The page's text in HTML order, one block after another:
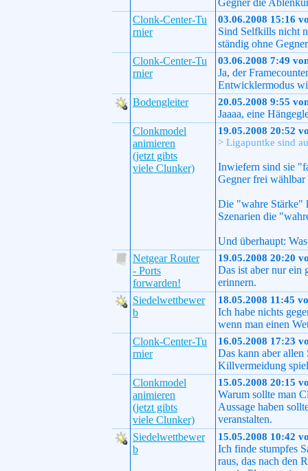
Gegner die
Clonk-Center-Tu
rnier
03.06.2008 15:16
Sind Selfkills nicht
ständig ohne
Clonk-Center-Tu
rnier
03.06.2008 7:49
Ja, der
Entwicklermodus
Bodengleiter
20.05.2008 9:55
Jaaaa, eine
Clonkmodel
animieren
(jetzt gibts
viele Clunker)
19.05.2008 20:52
> Ligapuntke sind
Inwiefern sind sie
Gegner frei wählbar
Die "wahre Stärke"
Szenarien die
Und überhaupt:
Netgear Router
- Ports
forwarden!
19.05.2008 20:20
Das ist aber nur ein
erinnern.
Siedelwettbewer
b
18.05.2008 11:45
Ich habe nichts
wenn man einen
Clonk-Center-Tu
rnier
16.05.2008 17:23
Das kann aber
Killvermeidung
Clonkmodel
animieren
(jetzt gibts
viele Clunker)
15.05.2008 20:15
Warum sollte man
Aussage haben
veranstalten.
Siedelwettbewer
b
15.05.2008 10:42
Ich finde stumpfes
raus, das nach den